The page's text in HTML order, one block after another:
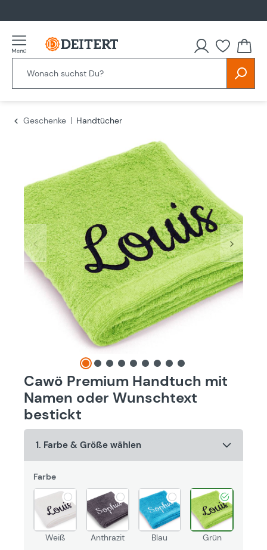
Du
Geschenke Handtücher
Cawö Premium Handtuch mit
Namen oder Wunschtext
bestickt
1. Farbe & Größe wählen
Farbe
Weiß Anthrazit Blau Grün